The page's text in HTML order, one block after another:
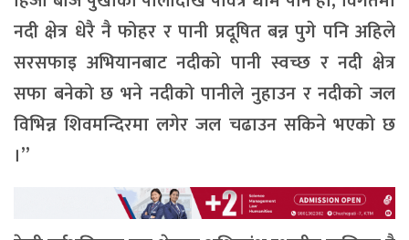
नदी क्षेत्र धेरै नै फोहर र पानी प्रदूषित बन्न पुगे पनि अहिले
सरसफाइ अभियानबाट नदीको पानी स्वच्छ र नदी क्षेत्र
सफा बनेको छ भने नदीको पानीले नुहाउन र नदीको जल
विभिन्न शिवमन्दिरमा लगेर जल चढाउन सकिने भएको छ
।”